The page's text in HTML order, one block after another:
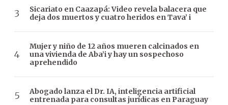
Sicariato en Caazapá: Video revela balacera que
deja dos muertos y cuatro heridos en Tava’ i
Mujer y niño de 12 años mueren calcinados en
una vivienda de Aba’i y hay un sospechoso
aprehendido
Abogado lanza el Dr. IA, inteligencia artificial
entrenada para consultas jurídicas en Paraguay